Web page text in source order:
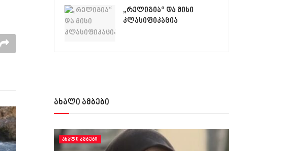
„რელიგია“ და მისი
კლასიფიკაცია
ახალი ამბები
ᲐᲮᲐᲚᲘ ᲐᲛᲑᲔᲑᲘ